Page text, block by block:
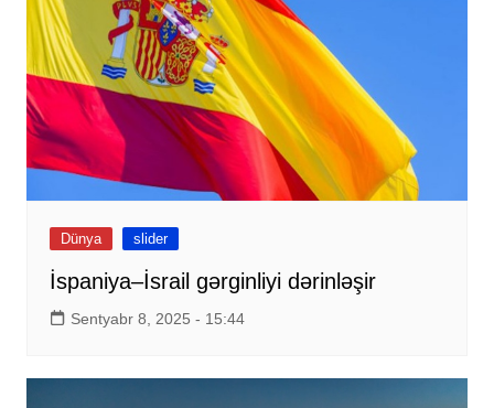
Dünya slider
İspaniya–İsrail gərginliyi dərinləşir
Sentyabr 8, 2025 - 15:44